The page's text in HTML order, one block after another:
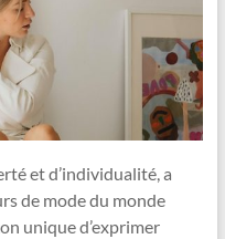
et d’individualité, a
de mode du monde
unique d’exprimer